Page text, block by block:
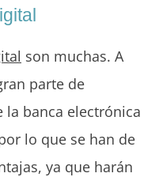
son muchas. A
parte de
la banca electrónica
lo que se han de
ya que harán